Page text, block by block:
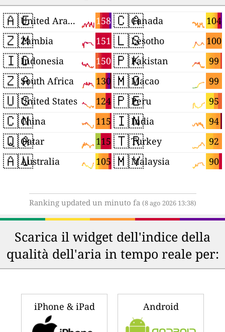
🇦🇪 158
United Arab Emirates
🇿🇲 151
Zambia
🇮🇩 150
Indonesia
🇿🇦 130
South Africa
🇺🇸 124
United States
🇨🇳 115
China
🇶🇦 115
Qatar
🇦🇺 105
Australia
🇨🇦 104
Canada
🇱🇸 100
Lesotho
🇵🇰 99
Pakistan
🇲🇴 99
Macao
🇵🇪 95
Peru
🇮🇳 94
India
🇹🇷 92
Turkey
🇲🇾 90
Malaysia
Ranking updated un minuto fa (8 ago 2026 13:38)
Scarica il widget dell'indice della
qualità dell'aria in tempo reale per:
iPhone & iPad Android